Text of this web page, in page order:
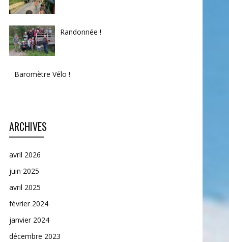
Randonnée !
Baromètre Vélo !
ARCHIVES
avril 2026
juin 2025
avril 2025
février 2024
janvier 2024
décembre 2023